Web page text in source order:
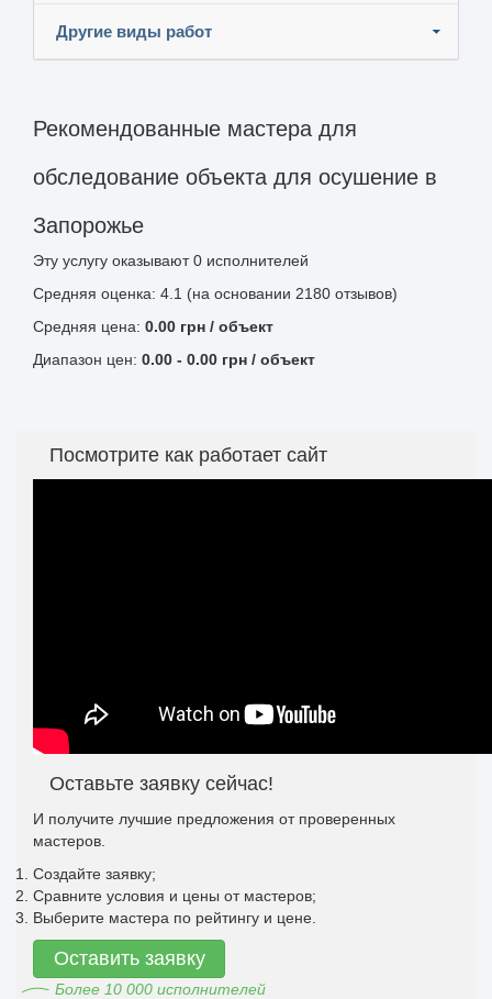
Другие виды работ
Рекомендованные мастера для
обследование объекта для осушение в
Запорожье
Эту услугу оказывают0 исполнителей
Средняя оценка: 4.1 (на основании 2180 отзывов)
Средняя цена: 0.00 грн / объект
Диапазон цен: 0.00 - 0.00 грн / объект
Посмотрите как работает сайт
Оставьте заявку сейчас!
И получите лучшие предложения от проверенных
мастеров.
Создайте заявку;
Сравните условия и цены от мастеров;
Выберите мастера по рейтингу и цене.
Оставить заявку
Более 10 000 исполнителей